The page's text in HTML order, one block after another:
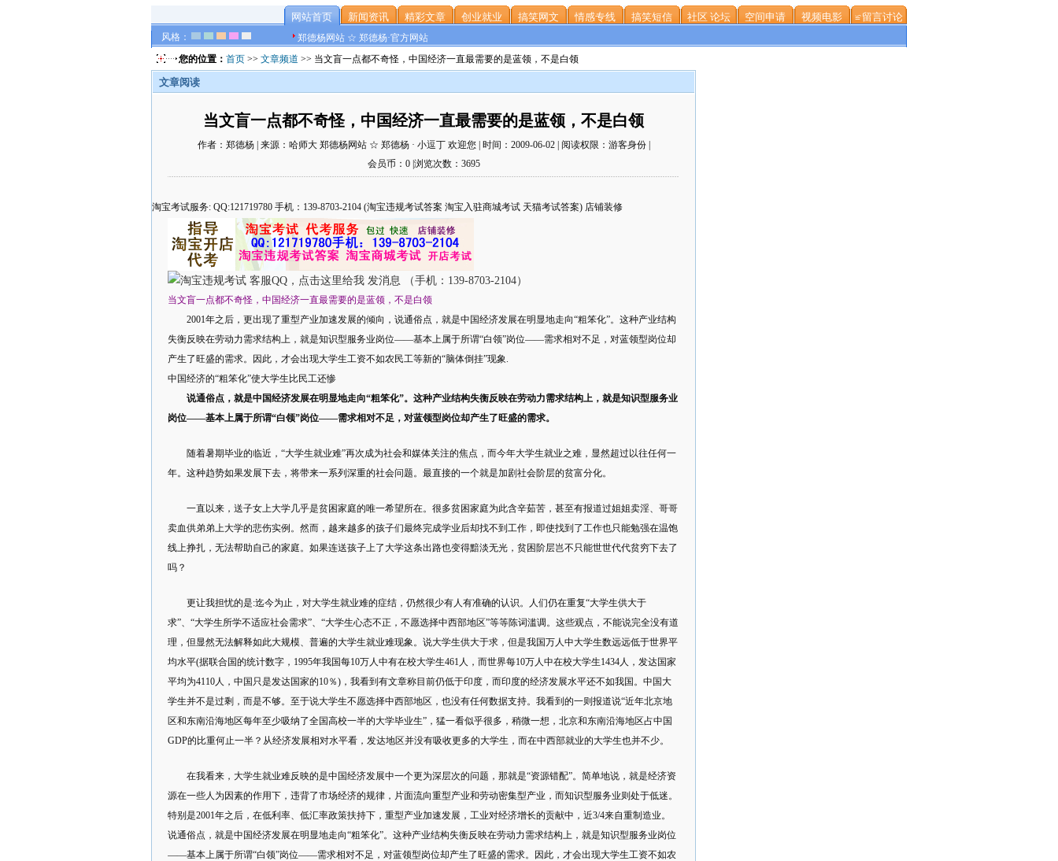
风格：
网站首页 新闻资讯 精彩文章 创业就业 搞笑网文 情感专线 搞笑短信 社区 论坛 空间申请 视频电影 ≌留言讨论
郑德杨网站 ☆ 郑德杨·官方网站
您的位置： 首页 >> 文章频道 >> 当文盲一点都不奇怪，中国经济一直最需要的是蓝领，不是白领
文章阅读
当文盲一点都不奇怪，中国经济一直最需要的是蓝领，不是白领
作者：郑德杨 | 来源：哈师大 郑德杨网站 ☆ 郑德杨 · 小逗丁 欢迎您 | 时间：2009-06-02 | 阅读权限：游客身份 |
会员币：0 |浏览次数：3695
淘宝考试服务: QQ:121719780 手机：139-8703-2104 (淘宝违规考试答案 淘宝入驻商城考试 天猫考试答案) 店铺装修
当文盲一点都不奇怪，中国经济一直最需要的是蓝领，不是白领
2001年之后，更出现了重型产业加速发展的倾向，说通俗点，就是中国经济发展在明显地走向“粗笨化”。这种产业结构
失衡反映在劳动力需求结构上，就是知识型服务业岗位——基本上属于所谓“白领”岗位——需求相对不足，对蓝领型岗位却
产生了旺盛的需求。因此，才会出现大学生工资不如农民工等新的“脑体倒挂”现象.
中国经济的“粗笨化”使大学生比民工还惨
说通俗点，就是中国经济发展在明显地走向“粗笨化”。这种产业结构失衡反映在劳动力需求结构上，就是知识型服务业
岗位——基本上属于所谓“白领”岗位——需求相对不足，对蓝领型岗位却产生了旺盛的需求。
随着暑期毕业的临近，“大学生就业难”再次成为社会和媒体关注的焦点，而今年大学生就业之难，显然超过以往任何一
年。这种趋势如果发展下去，将带来一系列深重的社会问题。最直接的一个就是加剧社会阶层的贫富分化。
一直以来，送子女上大学几乎是贫困家庭的唯一希望所在。很多贫困家庭为此含辛茹苦，甚至有报道过姐姐卖淫、哥哥
卖血供弟弟上大学的悲伤实例。然而，越来越多的孩子们最终完成学业后却找不到工作，即使找到了工作也只能勉强在温饱
线上挣扎，无法帮助自己的家庭。如果连送孩子上了大学这条出路也变得黯淡无光，贫困阶层岂不只能世世代代贫穷下去了
吗？
更让我担忧的是:迄今为止，对大学生就业难的症结，仍然很少有人有准确的认识。人们仍在重复“大学生供大于
求”、“大学生所学不适应社会需求”、“大学生心态不正，不愿选择中西部地区”等等陈词滥调。这些观点，不能说完全没有道
理，但显然无法解释如此大规模、普遍的大学生就业难现象。说大学生供大于求，但是我国万人中大学生数远远低于世界平
均水平(据联合国的统计数字，1995年我国每10万人中有在校大学生461人，而世界每10万人中在校大学生1434人，发达国家
平均为4110人，中国只是发达国家的10％)，我看到有文章称目前仍低于印度，而印度的经济发展水平还不如我国。中国大
学生并不是过剩，而是不够。至于说大学生不愿选择中西部地区，也没有任何数据支持。我看到的一则报道说“近年北京地
区和东南沿海地区每年至少吸纳了全国高校一半的大学毕业生”，猛一看似乎很多，稍微一想，北京和东南沿海地区占中国
GDP的比重何止一半？从经济发展相对水平看，发达地区并没有吸收更多的大学生，而在中西部就业的大学生也并不少。
在我看来，大学生就业难反映的是中国经济发展中一个更为深层次的问题，那就是“资源错配”。简单地说，就是经济资
源在一些人为因素的作用下，违背了市场经济的规律，片面流向重型产业和劳动密集型产业，而知识型服务业则处于低迷。
特别是2001年之后，在低利率、低汇率政策扶持下，重型产业加速发展，工业对经济增长的贡献中，近3/4来自重制造业。
说通俗点，就是中国经济发展在明显地走向“粗笨化”。这种产业结构失衡反映在劳动力需求结构上，就是知识型服务业岗位
——基本上属于所谓“白领”岗位——需求相对不足，对蓝领型岗位却产生了旺盛的需求。因此，才会出现大学生工资不如农